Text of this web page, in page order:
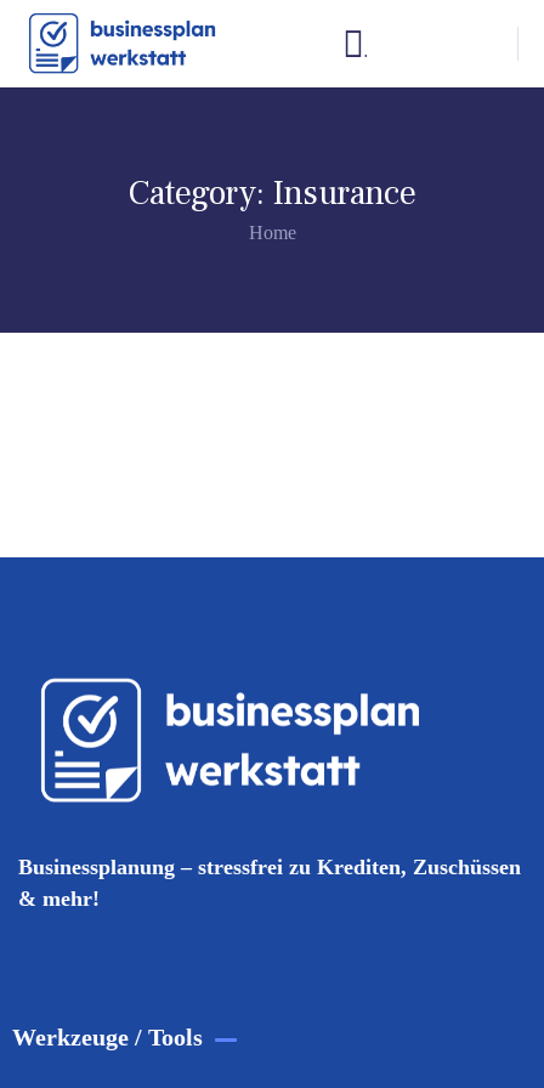
.
Category: Insurance
Home
Businessplanung – stressfrei zu Krediten, Zuschüssen
& mehr!
Werkzeuge / Tools